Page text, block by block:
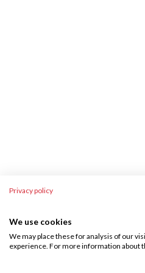
Privacy policy
We use cookies
We may place these for analysis of our
experience. For more information about